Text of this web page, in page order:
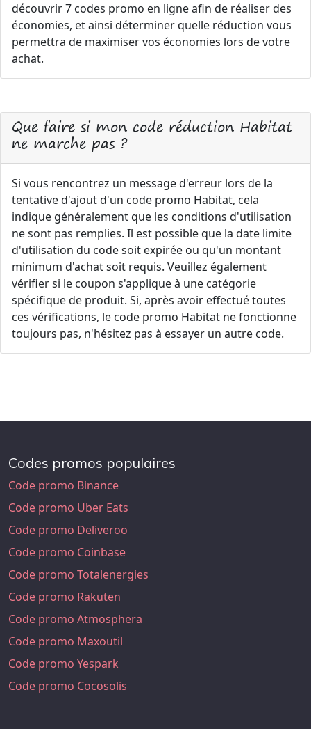
découvrir 7 codes promo en ligne afin de réaliser des
économies, et ainsi déterminer quelle réduction vous
permettra de maximiser vos économies lors de votre
achat.
Que faire si mon code réduction Habitat
ne marche pas ?
Si vous rencontrez un message d'erreur lors de la
tentative d'ajout d'un code promo Habitat, cela
indique généralement que les conditions d'utilisation
ne sont pas remplies. Il est possible que la date limite
d'utilisation du code soit expirée ou qu'un montant
minimum d'achat soit requis. Veuillez également
vérifier si le coupon s'applique à une catégorie
spécifique de produit. Si, après avoir effectué toutes
ces vérifications, le code promo Habitat ne fonctionne
toujours pas, n'hésitez pas à essayer un autre code.
Codes promos populaires
Code promo Binance
Code promo Uber Eats
Code promo Deliveroo
Code promo Coinbase
Code promo Totalenergies
Code promo Rakuten
Code promo Atmosphera
Code promo Maxoutil
Code promo Yespark
Code promo Cocosolis